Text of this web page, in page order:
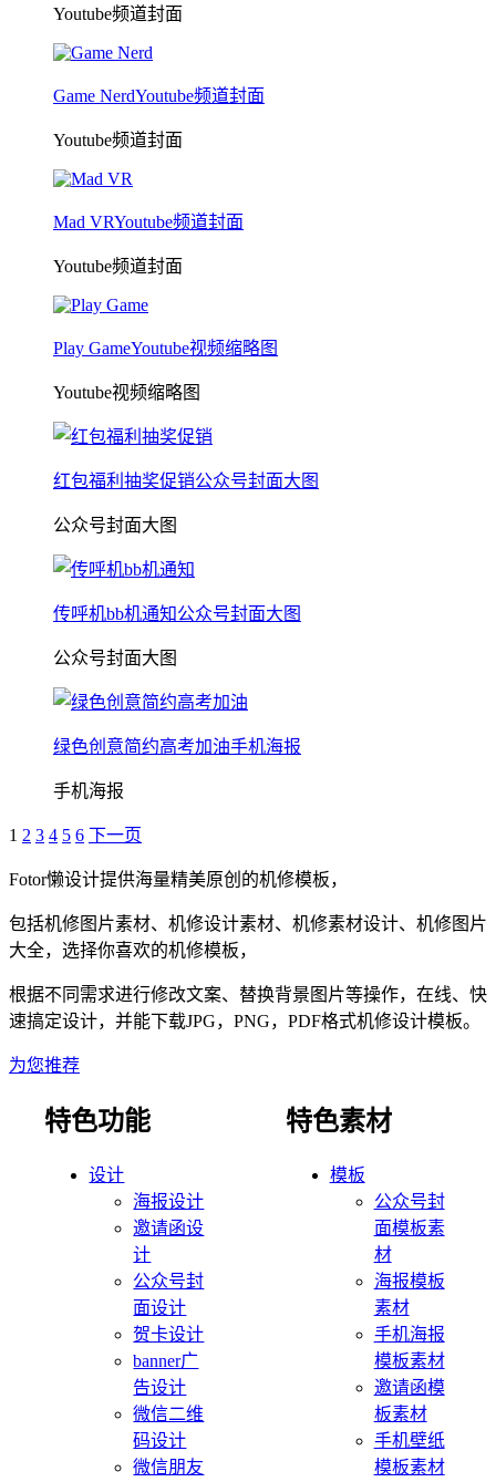
Youtube频道封面
Game NerdYoutube频道封面
Youtube频道封面
Mad VRYoutube频道封面
Youtube频道封面
Play GameYoutube视频缩略图
Youtube视频缩略图
红包福利抽奖促销公众号封面大图
公众号封面大图
传呼机bb机通知公众号封面大图
公众号封面大图
绿色创意简约高考加油手机海报
手机海报
1 2 3 4 5 6 下一页
Fotor懒设计提供海量精美原创的机修模板，
包括机修图片素材、 机修设计素材、 机修素材设计、 机修图片
大全，选择你喜欢的机修模板，
根据不同需求进行修改文案、替换背景图片等操作，在线、快
速搞定设计，并能下载JPG，PNG，PDF格式机修设计模板。
为您推荐
特色功能
设计
海报设计
邀请函设
计
公众号封
面设计
贺卡设计
banner广
告设计
微信二维
码设计
微信朋友
特色素材
模板
公众号封
面模板素
材
海报模板
素材
手机海报
模板素材
邀请函模
板素材
手机壁纸
模板素材